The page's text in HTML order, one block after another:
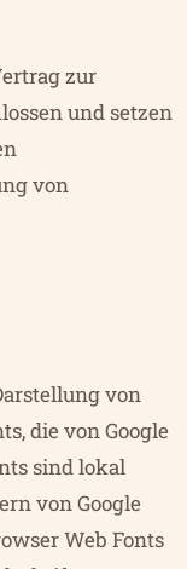
zur
und setzen
von
von
die von Google
sind lokal
von Google
Web Fonts